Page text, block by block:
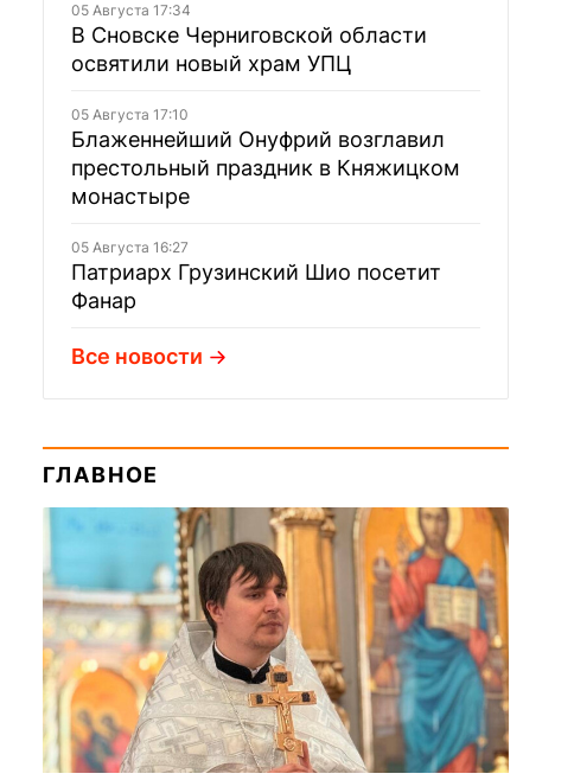
05 Августа 17:34
В Сновске Черниговской области
освятили новый храм УПЦ
05 Августа 17:10
Блаженнейший Онуфрий возглавил
престольный праздник в Княжицком
монастыре
05 Августа 16:27
Патриарх Грузинский Шио посетит
Фанар
Все новости
ГЛАВНОЕ